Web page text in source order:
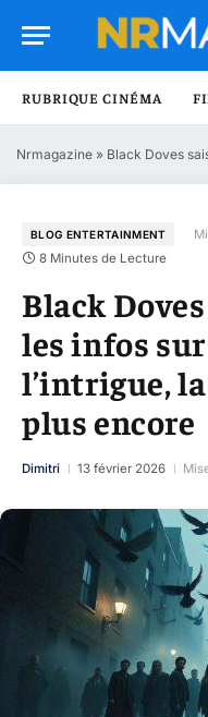
RUBRIQUE CINÉMA
Nrmagazine » Black Doves saison 2 :
BLOG ENTERTAINMENT
8 Minutes de Lecture
Black
les infos
l’intrigue,
plus encore
Dimitri 13 février 2026